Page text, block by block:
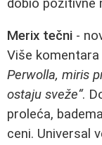
dobio pozitivne
Merix tečni -
Više
Perwolla, miris
ostaju sveže“.
proleća,
ceni. Universal